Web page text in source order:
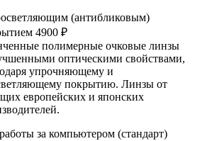
(антибликовым)
4900 ₽
полимерные очковые линзы
оптическими свойствами,
упрочняющему и
покрытию. Линзы от
европейских и японских
за компьютером (стандарт)